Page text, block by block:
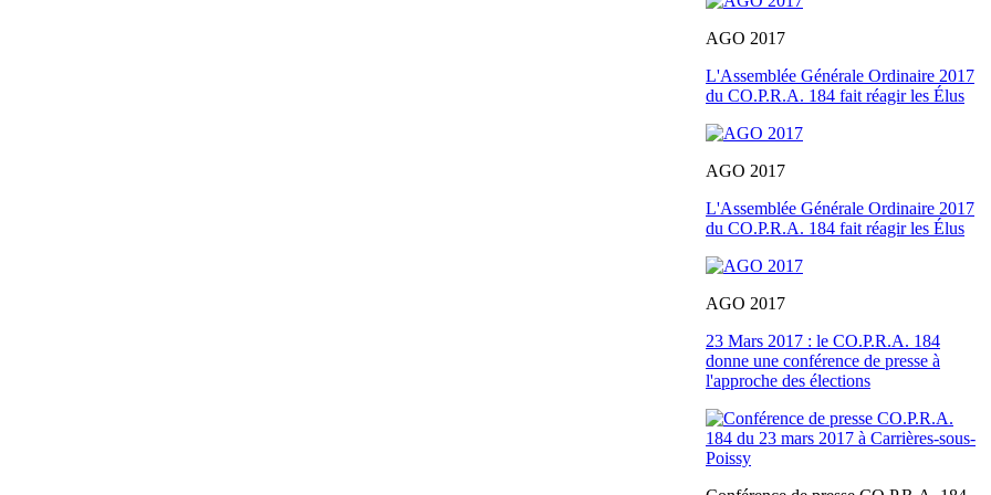
AGO 2017
L'Assemblée Générale Ordinaire 2017
du CO.P.R.A. 184 fait réagir les Élus
AGO 2017
L'Assemblée Générale Ordinaire 2017
du CO.P.R.A. 184 fait réagir les Élus
AGO 2017
23 Mars 2017 : le CO.P.R.A. 184
donne une conférence de presse à
l'approche des élections